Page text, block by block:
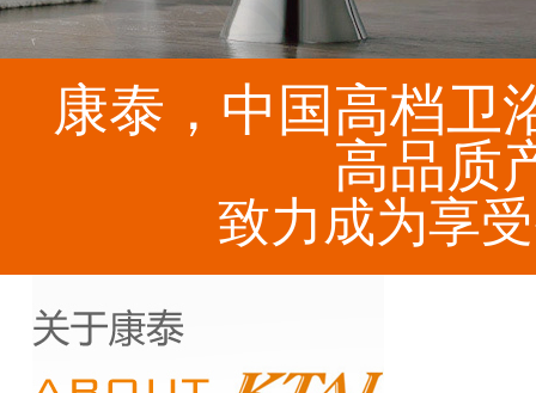
康泰，中国高档卫
高品质
致力成为享